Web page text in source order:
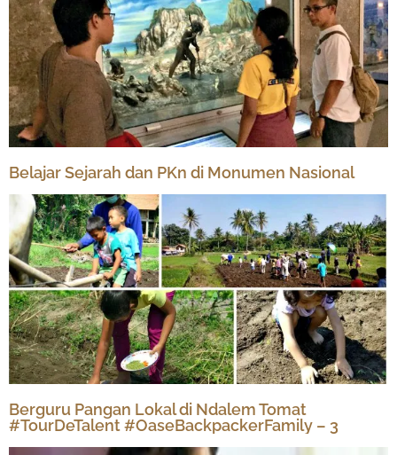
Belajar Sejarah dan PKn di Monumen Nasional
Berguru Pangan Lokal di Ndalem Tomat
#TourDeTalent #OaseBackpackerFamily – 3